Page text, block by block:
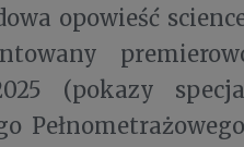
opowieść
(pokazy